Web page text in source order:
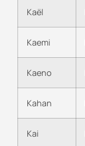
Kaël
Kaemi
Kaeno
Kahan
Kai